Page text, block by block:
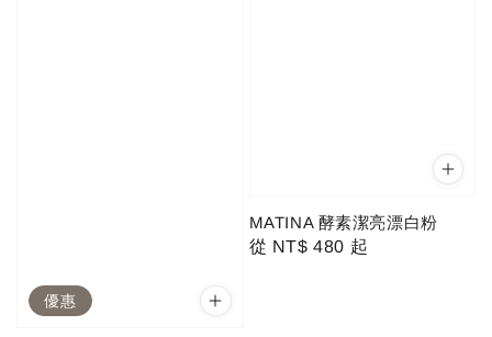
優惠
MATINA 酵素潔亮漂白粉
Regular
從 NT$ 480 起